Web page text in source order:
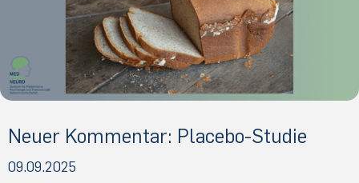
Neuer Kommentar: Placebo-Studie
09.09.2025